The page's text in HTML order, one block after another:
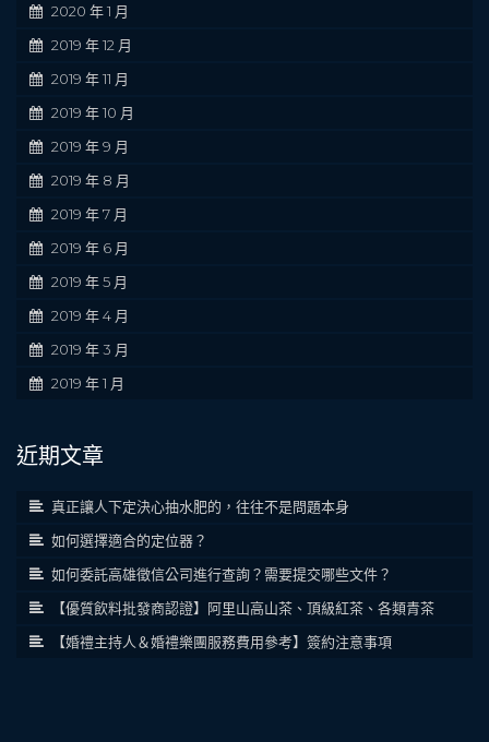
2020 年 1 月
2019 年 12 月
2019 年 11 月
2019 年 10 月
2019 年 9 月
2019 年 8 月
2019 年 7 月
2019 年 6 月
2019 年 5 月
2019 年 4 月
2019 年 3 月
2019 年 1 月
近期文章
真正讓人下定決心抽水肥的，往往不是問題本身
如何選擇適合的定位器？
如何委託高雄徵信公司進行查詢？需要提交哪些文件？
【優質飲料批發商認證】阿里山高山茶、頂級紅茶、各類青茶
【婚禮主持人＆婚禮樂團服務費用參考】簽約注意事項